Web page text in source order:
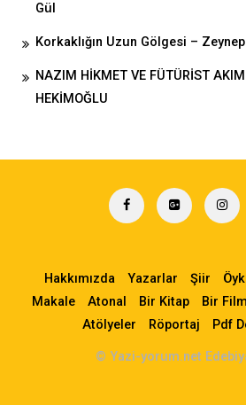
Gül
Korkaklığın Uzun Gölgesi –
NAZIM HİKMET VE FÜTÜRİST
HEKİMOĞLU
Hakkımızda Yazarlar Şiir
Makale
Atonal Bir Kitap Bir Film
Atölyeler
Röportaj Pdf
© Yazi-yorum.net